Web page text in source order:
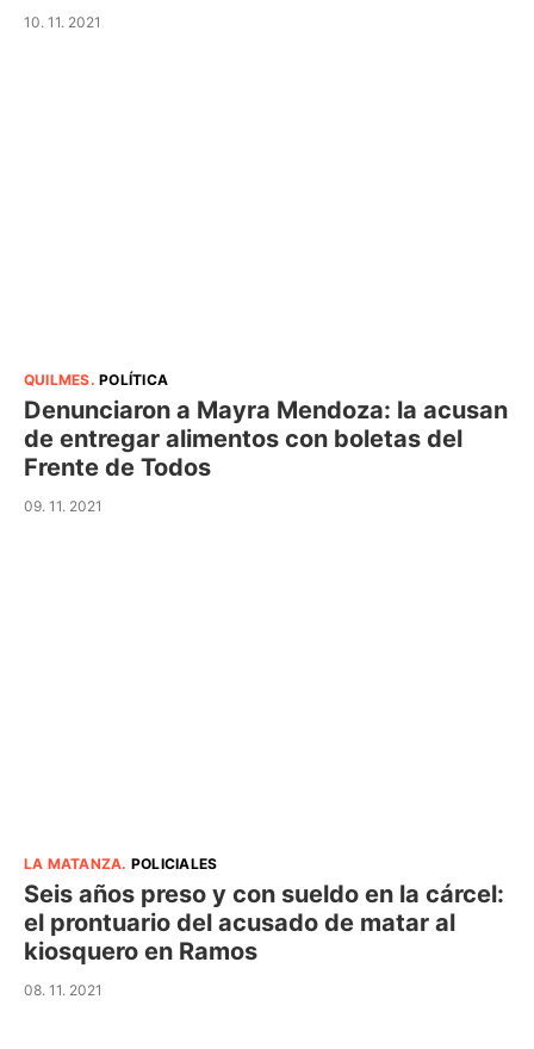
10. 11. 2021
QUILMES.POLÍTICA
Denunciaron a Mayra Mendoza: la acusan
de entregar alimentos con boletas del
Frente de Todos
09. 11. 2021
LA MATANZA. POLICIALES
Seis años preso y con sueldo en la cárcel:
el prontuario del acusado de matar al
kiosquero en Ramos
08. 11. 2021